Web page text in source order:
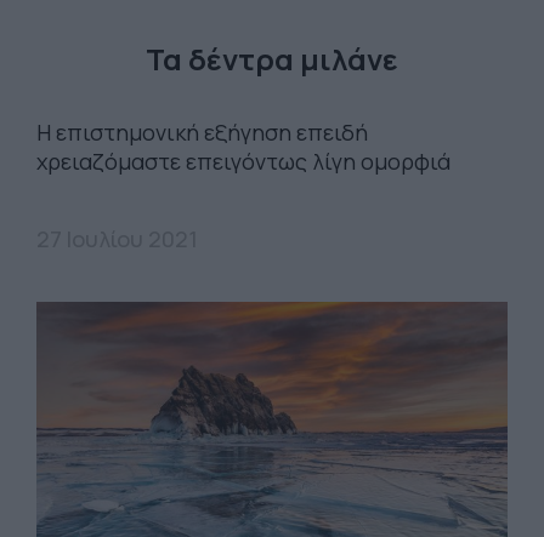
Τα δέντρα μιλάνε
H επιστημονική εξήγηση επειδή
χρειαζόμαστε επειγόντως λίγη ομορφιά